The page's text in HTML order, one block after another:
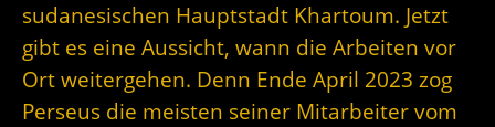
sudanesischen Hauptstadt Khartoum. Jetzt
gibt es eine Aussicht, wann die Arbeiten vor
Ort weitergehen. Denn Ende April 2023 zog
Perseus die meisten seiner Mitarbeiter vom